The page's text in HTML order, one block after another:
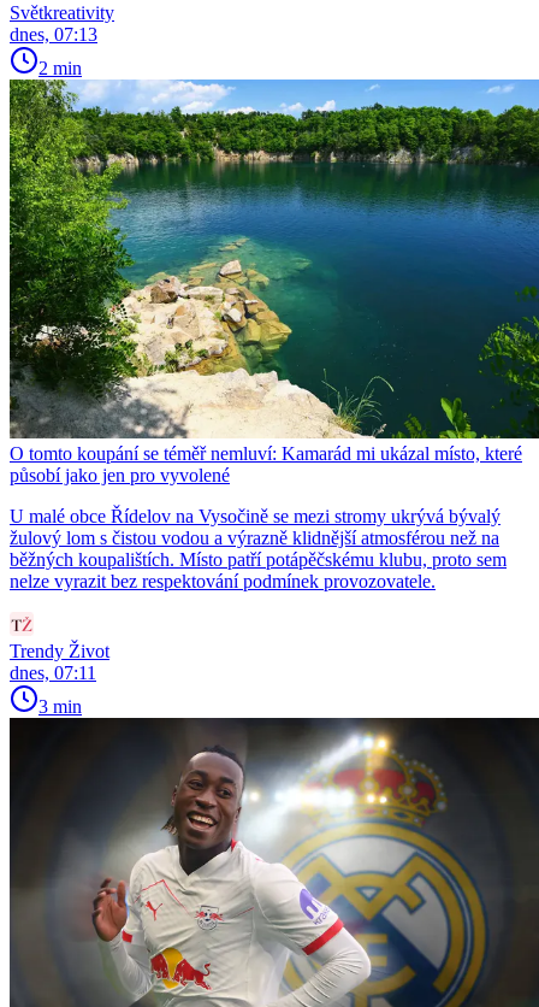
Světkreativity
dnes, 07:13
2 min
O tomto koupání se téměř nemluví: Kamarád mi ukázal místo, které
působí jako jen pro vyvolené
U malé obce Řídelov na Vysočině se mezi stromy ukrývá bývalý
žulový lom s čistou vodou a výrazně klidnější atmosférou než na
běžných koupalištích. Místo patří potápěčskému klubu, proto sem
nelze vyrazit bez respektování podmínek provozovatele.
Trendy Život
dnes, 07:11
3 min